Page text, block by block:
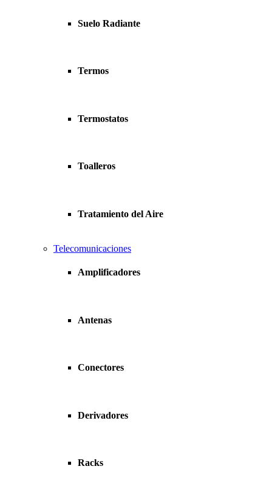
Suelo Radiante
Termos
Termostatos
Toalleros
Tratamiento del Aire
Telecomunicaciones
Amplificadores
Antenas
Conectores
Derivadores
Racks